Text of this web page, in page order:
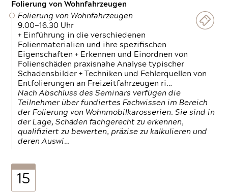
Folierung von Wohnfahrzeugen
Folierung von Wohnfahrzeugen
9.00—16.30 Uhr
+ Einführung in die verschiedenen
Folienmaterialien und ihre spezifischen
Eigenschaften + Erkennen und Einordnen von
Folienschäden praxisnahe Analyse typischer
Schadensbilder + Techniken und Fehlerquellen von
Entfolierungen an Freizeitfahrzeugen ri…
Nach Abschluss des Seminars verfügen die
Teilnehmer über fundiertes Fachwissen im Bereich
der Folierung von Wohnmobilkarosserien. Sie sind in
der Lage, Schäden fachgerecht zu erkennen,
qualifiziert zu bewerten, präzise zu kalkulieren und
deren Auswi…
15